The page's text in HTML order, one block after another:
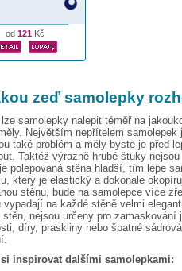
od 121 Kč
zeď samolepky
samolepky nalepit téměř na
Největším nepřítelem
také problém a měly byste je před
Taktéž výrazně hrubé štuky nejsou
polepovaná stěna hladší, tím lépe
který je elastický a dokonale
stěnu, bude na samolepce více
vypadají na každé stěně velmi
stěn, nejsou určeny pro
díry, praskliny nebo špatné
si inspirovat dalšími samolepkami: